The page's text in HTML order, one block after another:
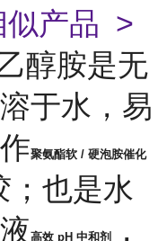
似产品 >
醇胺是无
于水，易
聚氨酯软 / 硬泡胺催化
；也是水
高效 pH 中和剂
，